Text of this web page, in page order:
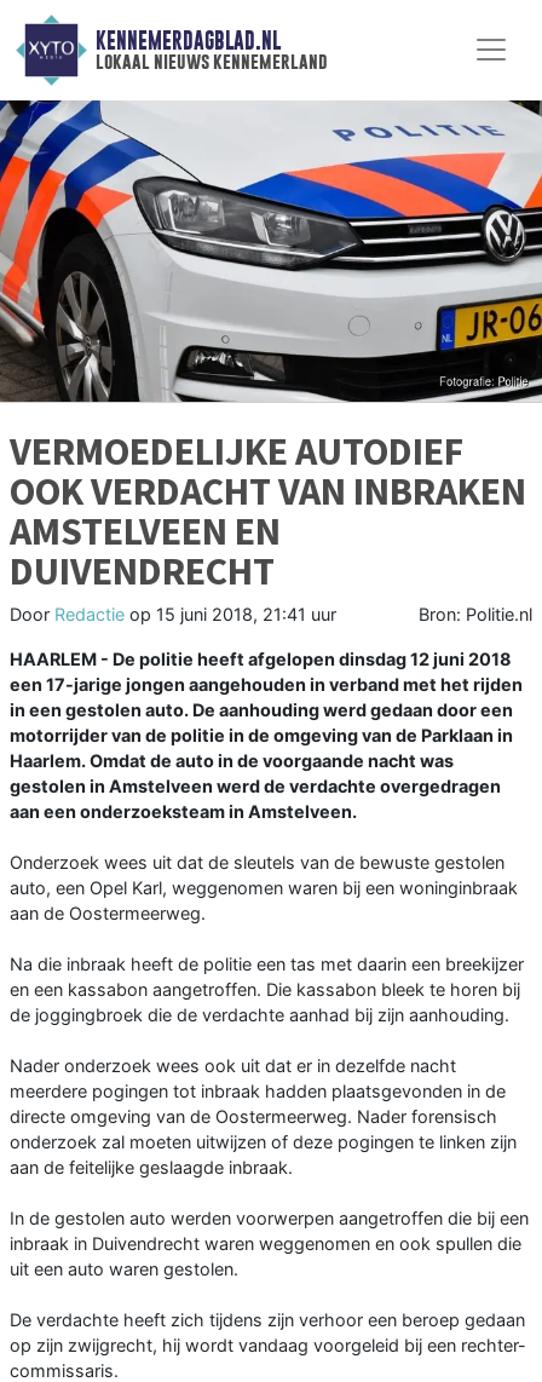
KENNEMERDAGBLAD.NL
lokaal nieuws kennemerland
VERMOEDELIJKE AUTODIEF
OOK VERDACHT VAN INBRAKEN
AMSTELVEEN EN
DUIVENDRECHT
Door Redactie op 15 juni 2018, 21:41 uur Bron: Politie.nl
HAARLEM - De politie heeft afgelopen dinsdag 12 juni 2018
een 17-jarige jongen aangehouden in verband met het rijden
in een gestolen auto. De aanhouding werd gedaan door een
motorrijder van de politie in de omgeving van de Parklaan in
Haarlem. Omdat de auto in de voorgaande nacht was
gestolen in Amstelveen werd de verdachte overgedragen
aan een onderzoeksteam in Amstelveen.
Onderzoek wees uit dat de sleutels van de bewuste gestolen
auto, een Opel Karl, weggenomen waren bij een woninginbraak
aan de Oostermeerweg.
Na die inbraak heeft de politie een tas met daarin een breekijzer
en een kassabon aangetroffen. Die kassabon bleek te horen bij
de joggingbroek die de verdachte aanhad bij zijn aanhouding.
Nader onderzoek wees ook uit dat er in dezelfde nacht
meerdere pogingen tot inbraak hadden plaatsgevonden in de
directe omgeving van de Oostermeerweg. Nader forensisch
onderzoek zal moeten uitwijzen of deze pogingen te linken zijn
aan de feitelijke geslaagde inbraak.
In de gestolen auto werden voorwerpen aangetroffen die bij een
inbraak in Duivendrecht waren weggenomen en ook spullen die
uit een auto waren gestolen.
De verdachte heeft zich tijdens zijn verhoor een beroep gedaan
op zijn zwijgrecht, hij wordt vandaag voorgeleid bij een rechter-
commissaris.